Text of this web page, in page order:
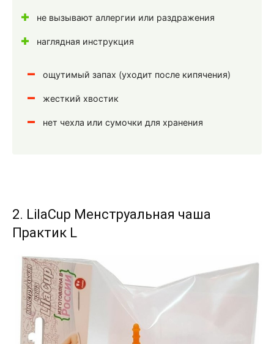
не вызывают аллергии или раздражения
наглядная инструкция
ощутимый запах (уходит после кипячения)
жесткий хвостик
нет чехла или сумочки для хранения
2. LilaCup Менструальная чаша
Практик L